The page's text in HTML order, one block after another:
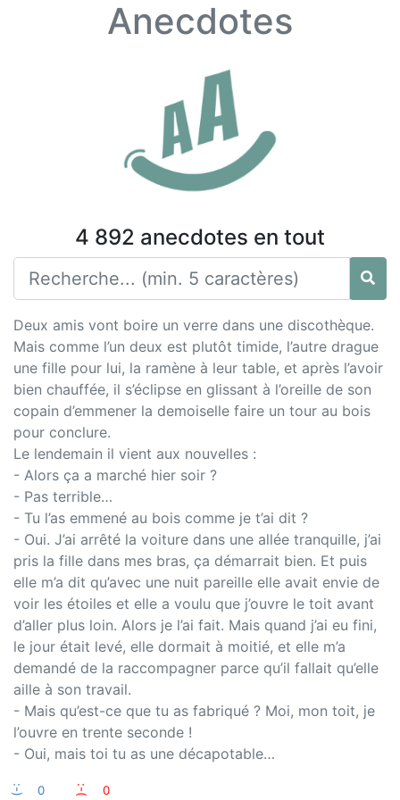
Anecdotes
4 892 anecdotes en tout
Deux amis vont boire un verre dans une discothèque.
Mais comme l’un deux est plutôt timide, l’autre drague
une fille pour lui, la ramène à leur table, et après l’avoir
bien chauffée, il s’éclipse en glissant à l’oreille de son
copain d’emmener la demoiselle faire un tour au bois
pour conclure.
Le lendemain il vient aux nouvelles :
- Alors ça a marché hier soir ?
- Pas terrible…
- Tu l’as emmené au bois comme je t’ai dit ?
- Oui. J’ai arrêté la voiture dans une allée tranquille, j’ai
pris la fille dans mes bras, ça démarrait bien. Et puis
elle m’a dit qu’avec une nuit pareille elle avait envie de
voir les étoiles et elle a voulu que j’ouvre le toit avant
d’aller plus loin. Alors je l’ai fait. Mais quand j’ai eu fini,
le jour était levé, elle dormait à moitié, et elle m’a
demandé de la raccompagner parce qu’il fallait qu’elle
aille à son travail.
- Mais qu’est-ce que tu as fabriqué ? Moi, mon toit, je
l’ouvre en trente seconde !
- Oui, mais toi tu as une décapotable…
:-) 0 :-( 0